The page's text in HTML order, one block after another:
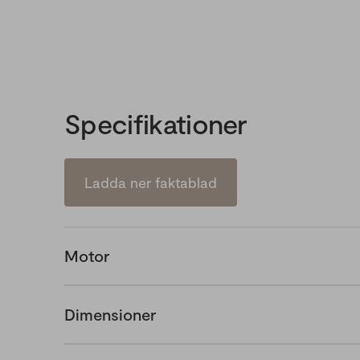
Specifikationer
Ladda ner faktablad
Motor
Motortyp
Supercharged 4-cylinder, 4-
Dimensioner